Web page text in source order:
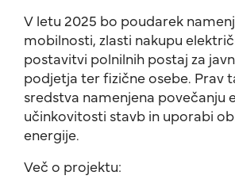
V letu 2025 bo poudarek
mobilnosti, zlasti nakupu
postavitvi polnilnih postaj za
podjetja ter fizične osebe. Prav
sredstva namenjena povečanju
učinkovitosti stavb in uporabi
energije.
Več o projektu: